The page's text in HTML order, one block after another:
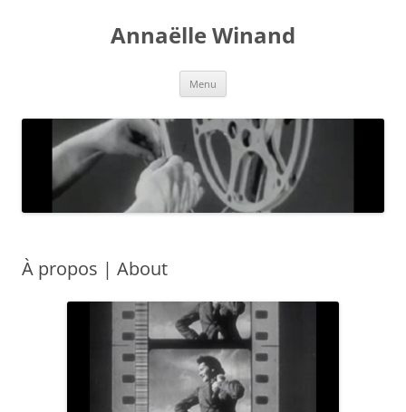
Annaëlle Winand
Menu
À propos | About